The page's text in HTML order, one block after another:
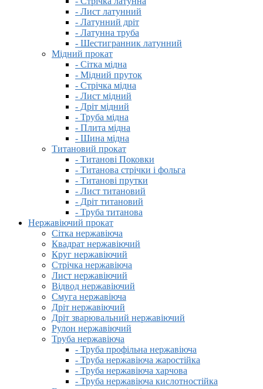
- Лист латунний
- Латунний дріт
- Латунна труба
- Шестигранник латунний
Мідний прокат
- Сітка мідна
- Мідний пруток
- Стрічка мідна
- Лист мідний
- Дріт мідний
- Труба мідна
- Плита мідна
- Шина мідна
Титановий прокат
- Титанові Поковки
- Титанова стрічки і фольга
- Титанові прутки
- Лист титановий
- Дріт титановий
- Труба титанова
Нержавіючий прокат
Сітка нержавіюча
Квадрат нержавіючий
Круг нержавіючий
Стрічка нержавіюча
Лист нержавіючий
Відвод нержавіючий
Смуга нержавіюча
Дріт нержавіючий
Дріт зварювальний нержавіючий
Рулон нержавіючий
Труба нержавіюча
- Труба профільна нержавіюча
- Труба нержавіюча жаростійка
- Труба нержавіюча харчова
- Труба нержавіюча кислотностійка